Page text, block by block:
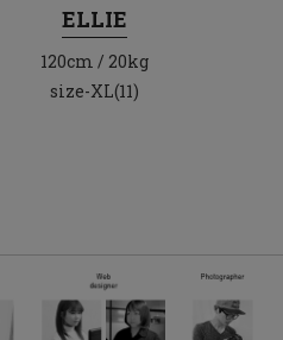
ELLIE
120cm / 20kg
size-XL(11)